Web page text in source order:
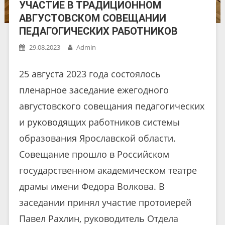
УЧАСТИЕ В ТРАДИЦИОННОМ
АВГУСТОВСКОМ СОВЕЩАНИИ
ПЕДАГОГИЧЕСКИХ РАБОТНИКОВ
29.08.2023 Admin
25 августа 2023 года состоялось
пленарное заседание ежегодного
августовского совещания педагогических
и руководящих работников системы
образования Ярославской области.
Совещание прошло в Российском
государственном академическом театре
драмы имени Федора Волкова. В
заседании принял участие протоиерей
Павел Рахлин, руководитель Отдела